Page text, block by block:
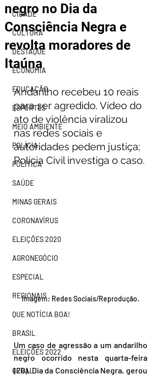
CIDADE
CULTURA
DESTAQUE
ECONOMIA
EDUCAÇÃO
ESPORTES
MEIO AMBIENTE
POLÍCIA
POLÍTICA
SAÚDE
MINAS GERAIS
CORONAVÍRUS
ELEIÇÕES 2020
AGRONEGÓCIO
ESPECIAL
REGIONAIS
QUE NOTÍCIA BOA!
BRASIL
ELEIÇÕES 2022
GERAL
negro no Dia da
Consciência Negra e
revolta moradores de
Itaúna
Andarilho recebeu 10 reais
para ser agredido. Vídeo do
ato de violência viralizou
nas redes sociais e
autoridades pedem justiça;
Polícia Civil investiga o caso.
Imagem: Redes Sociais/Reprodução.
Um caso de agressão a um andarilho
negro ocorrido nesta quarta-feira
(20), Dia da Consciência Negra, gerou